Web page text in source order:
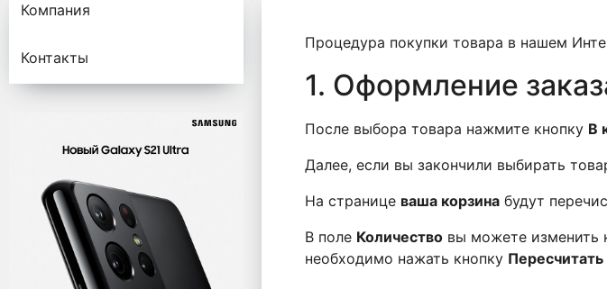
Процедура покупки товара в нашем
1. Оформление
После выбора товара нажмите кнопку В
Далее, если вы закончили выбирать
На странице ваша корзина будут
В поле Количество вы можете изменить
необходимо нажать кнопку Пересчитать
Компания
Контакты